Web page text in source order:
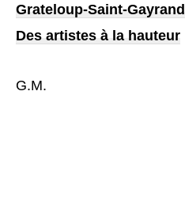
Grateloup-Saint-Gayrand
Des artistes à la hauteur
G.M.